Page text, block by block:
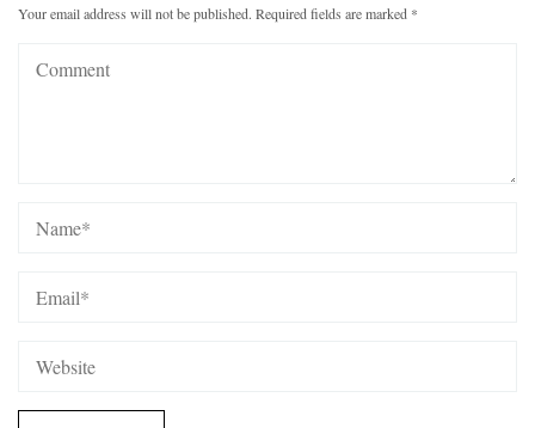
Your email address will not be published. Required fields are marked *